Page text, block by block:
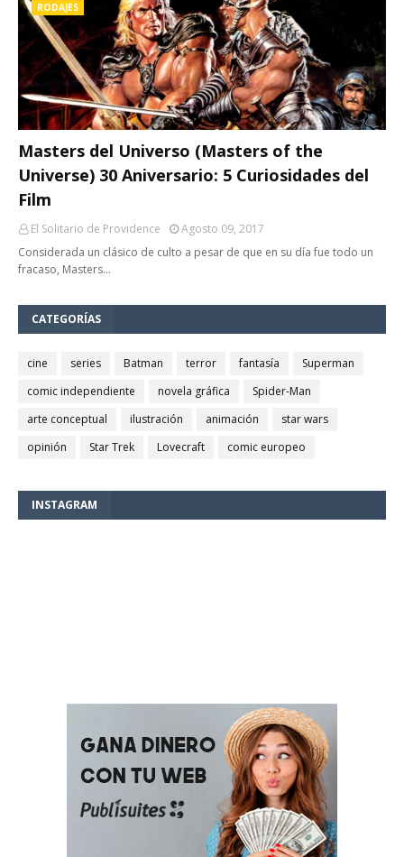
RODAJES
Masters del Universo (Masters of the
Universe) 30 Aniversario: 5 Curiosidades del
Film
El Solitario de Providence
Agosto 09, 2017
Considerada un clásico de culto a pesar de que en su día fue todo un
fracaso, Masters…
CATEGORÍAS
cine series Batman terror fantasía
Superman
comic independiente
novela gráfica
Spider-Man
arte conceptual
ilustración animación
star wars
opinión
Star Trek Lovecraft comic europeo
INSTAGRAM